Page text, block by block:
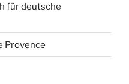
für deutsche
Provence